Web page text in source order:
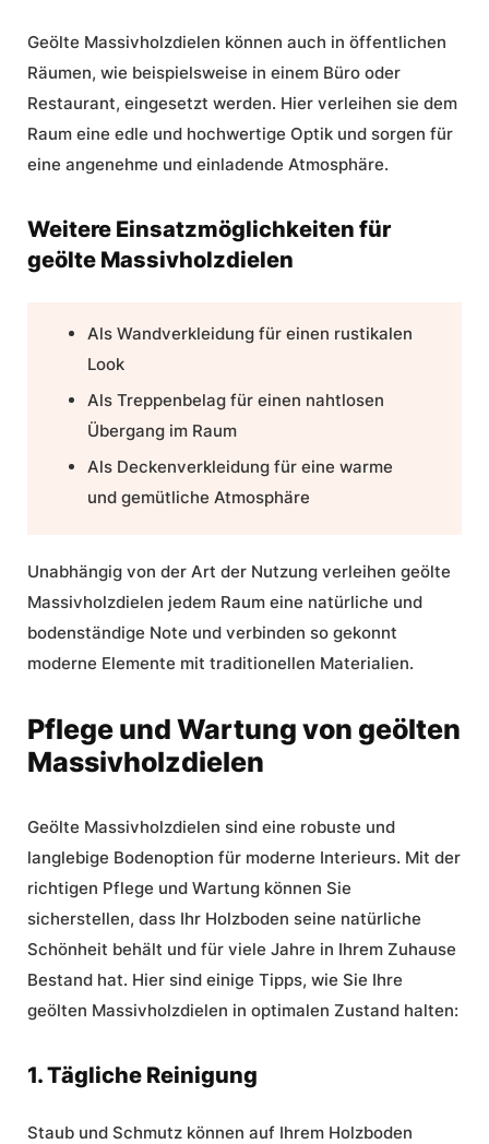
Geölte Massivholzdielen können auch in öffentlichen
Räumen, wie beispielsweise in einem Büro oder
Restaurant, eingesetzt werden. Hier verleihen sie dem
Raum eine edle und hochwertige Optik und sorgen für
eine angenehme und einladende Atmosphäre.
Weitere Einsatzmöglichkeiten für
geölte Massivholzdielen
Als Wandverkleidung für einen rustikalen
Look
Als Treppenbelag für einen nahtlosen
Übergang im Raum
Als Deckenverkleidung für eine warme
und gemütliche Atmosphäre
Unabhängig von der Art der Nutzung verleihen geölte
Massivholzdielen jedem Raum eine natürliche und
bodenständige Note und verbinden so gekonnt
moderne Elemente mit traditionellen Materialien.
Pflege und Wartung von geölten
Massivholzdielen
Geölte Massivholzdielen sind eine robuste und
langlebige Bodenoption für moderne Interieurs. Mit der
richtigen Pflege und Wartung können Sie
sicherstellen, dass Ihr Holzboden seine natürliche
Schönheit behält und für viele Jahre in Ihrem Zuhause
Bestand hat. Hier sind einige Tipps, wie Sie Ihre
geölten Massivholzdielen in optimalen Zustand halten:
1. Tägliche Reinigung
Staub und Schmutz können auf Ihrem Holzboden